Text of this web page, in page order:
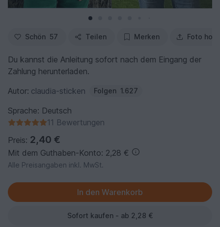
Schön 57 Teilen Merken Foto
Du kannst die Anleitung sofort nach dem Eingang der
Zahlung herunterladen.
Autor: claudia-sticken Folgen 1.627
Sprache: Deutsch
11 Bewertungen
Preis: 2,40 €
Mit dem Guthaben-Konto: 2,28 €
Alle Preisangaben inkl. MwSt.
Sofort kaufen - ab 2,28 €